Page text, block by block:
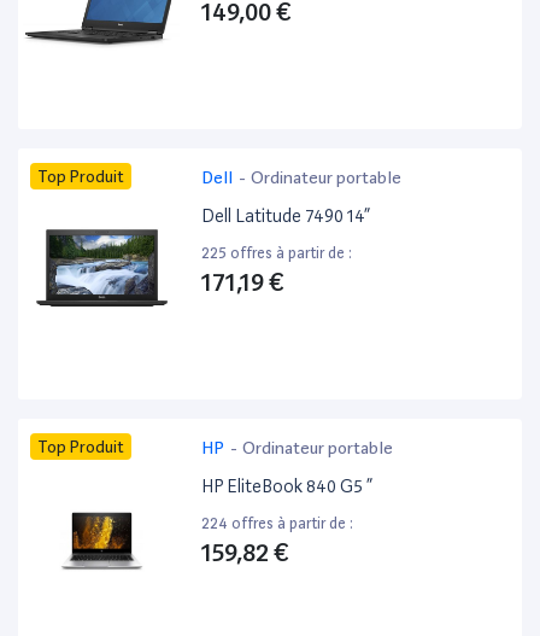
149,00 €
Top Produit Dell - Ordinateur portable
Dell Latitude 7490 14”
225 offres à partir de :
171,19 €
Top Produit HP - Ordinateur portable
HP EliteBook 840 G5 ”
224 offres à partir de :
159,82 €